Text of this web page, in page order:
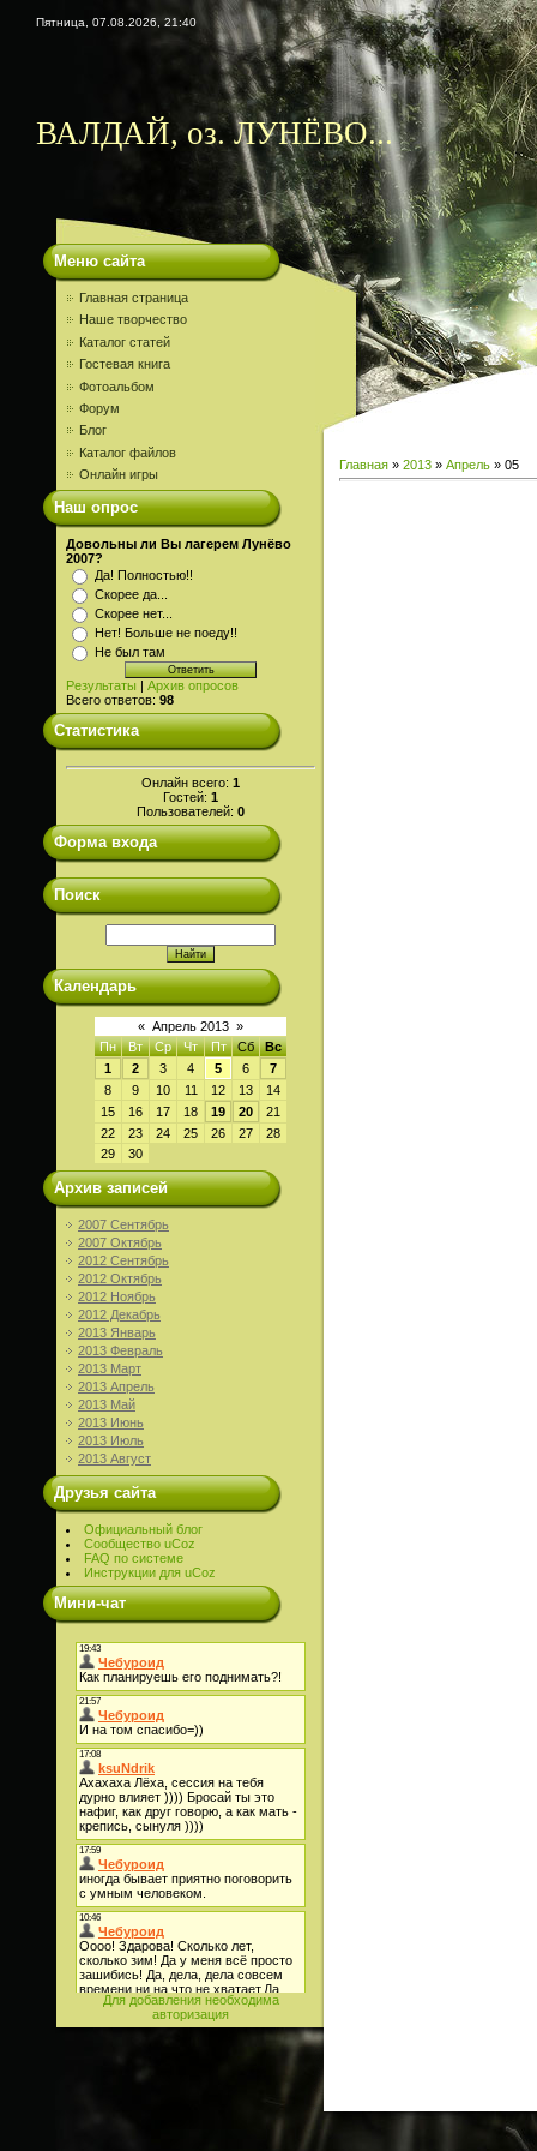
Пятница, 07.08.2026, 21:40
ВАЛДАЙ, оз. ЛУНЁВО...
Меню сайта
Главная страница
Наше творчество
Каталог статей
Гостевая книга
Фотоальбом
Форум
Блог
Каталог файлов
Онлайн игры
Наш опрос
Довольны ли Вы лагерем Лунёво
2007?
Да! Полностью!!
Скорее да...
Скорее нет...
Нет! Больше не поеду!!
Не был там
Результаты | Архив опросов
Всего ответов: 98
Статистика
Онлайн всего: 1
Гостей: 1
Пользователей: 0
Форма входа
Поиск
Календарь
« Апрель 2013 »
Пн
Вт Ср Чт Пт Сб
Вс
1
2 3 4 5 6
7
8
9 10 11 12 13
14
15
16 17 18 19 20
21
22
23 24 25 26 27
28
29
30
Архив записей
2007 Сентябрь
2007 Октябрь
2012 Сентябрь
2012 Октябрь
2012 Ноябрь
2012 Декабрь
2013 Январь
2013 Февраль
2013 Март
2013 Апрель
2013 Май
2013 Июнь
2013 Июль
2013 Август
Друзья сайта
Официальный блог
Сообщество uCoz
FAQ по системе
Инструкции для uCoz
Мини-чат
Для добавления необходима
авторизация
Главная » 2013 » Апрель » 05